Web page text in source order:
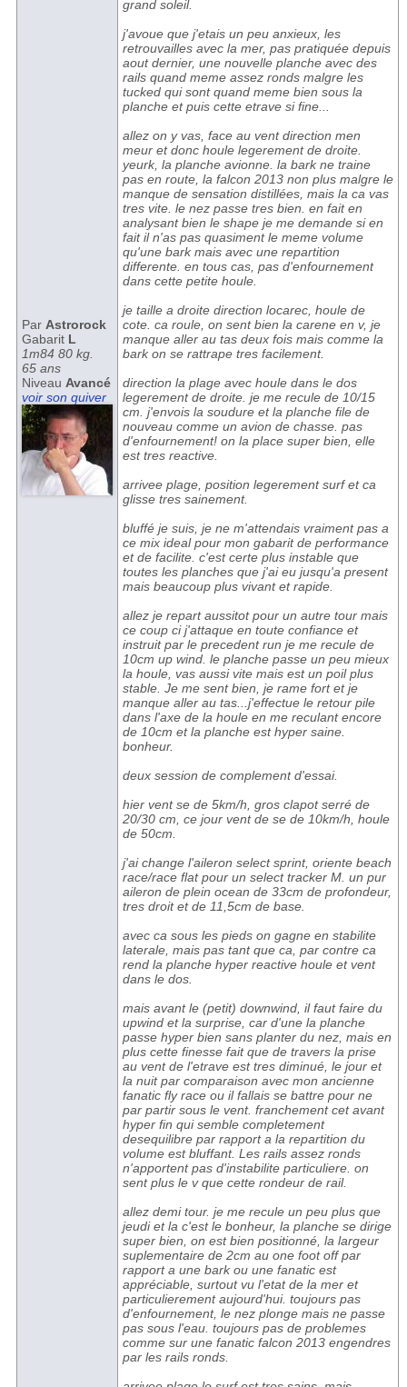
Par Astrorock
Gabarit L
1m84 80 kg.
65 ans
Niveau Avancé
voir son quiver
grand soleil.
j'avoue que j'etais un peu anxieux, les
retrouvailles avec la mer, pas pratiquée depuis
aout dernier, une nouvelle planche avec des
rails quand meme assez ronds malgre les
tucked qui sont quand meme bien sous la
planche et puis cette etrave si fine...
allez on y vas, face au vent direction men
meur et donc houle legerement de droite.
yeurk, la planche avionne. la bark ne traine
pas en route, la falcon 2013 non plus malgre le
manque de sensation distillées, mais la ca vas
tres vite. le nez passe tres bien. en fait en
analysant bien le shape je me demande si en
fait il n'as pas quasiment le meme volume
qu'une bark mais avec une repartition
differente. en tous cas, pas d'enfournement
dans cette petite houle.
je taille a droite direction locarec, houle de
cote. ca roule, on sent bien la carene en v, je
manque aller au tas deux fois mais comme la
bark on se rattrape tres facilement.
direction la plage avec houle dans le dos
legerement de droite. je me recule de 10/15
cm. j'envois la soudure et la planche file de
nouveau comme un avion de chasse. pas
d'enfournement! on la place super bien, elle
est tres reactive.
arrivee plage, position legerement surf et ca
glisse tres sainement.
bluffé je suis, je ne m'attendais vraiment pas a
ce mix ideal pour mon gabarit de performance
et de facilite. c'est certe plus instable que
toutes les planches que j'ai eu jusqu'a present
mais beaucoup plus vivant et rapide.
allez je repart aussitot pour un autre tour mais
ce coup ci j'attaque en toute confiance et
instruit par le precedent run je me recule de
10cm up wind. le planche passe un peu mieux
la houle, vas aussi vite mais est un poil plus
stable. Je me sent bien, je rame fort et je
manque aller au tas...j'effectue le retour pile
dans l'axe de la houle en me reculant encore
de 10cm et la planche est hyper saine.
bonheur.
deux session de complement d'essai.
hier vent se de 5km/h, gros clapot serré de
20/30 cm, ce jour vent de se de 10km/h, houle
de 50cm.
j'ai change l'aileron select sprint, oriente beach
race/race flat pour un select tracker M. un pur
aileron de plein ocean de 33cm de profondeur,
tres droit et de 11,5cm de base.
avec ca sous les pieds on gagne en stabilite
laterale, mais pas tant que ca, par contre ca
rend la planche hyper reactive houle et vent
dans le dos.
mais avant le (petit) downwind, il faut faire du
upwind et la surprise, car d'une la planche
passe hyper bien sans planter du nez, mais en
plus cette finesse fait que de travers la prise
au vent de l'etrave est tres diminué, le jour et
la nuit par comparaison avec mon ancienne
fanatic fly race ou il fallais se battre pour ne
par partir sous le vent. franchement cet avant
hyper fin qui semble completement
desequilibre par rapport a la repartition du
volume est bluffant. Les rails assez ronds
n'apportent pas d'instabilite particuliere. on
sent plus le v que cette rondeur de rail.
allez demi tour. je me recule un peu plus que
jeudi et la c'est le bonheur, la planche se dirige
super bien, on est bien positionné, la largeur
suplementaire de 2cm au one foot off par
rapport a une bark ou une fanatic est
appréciable, surtout vu l'etat de la mer et
particulierement aujourd'hui. toujours pas
d'enfournement, le nez plonge mais ne passe
pas sous l'eau. toujours pas de problemes
comme sur une fanatic falcon 2013 engendres
par les rails ronds.